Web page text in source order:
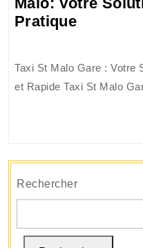
PratiqueService
à
la
Malo:
Votre
Solution
Transport
Taxi St Malo Gare : Votre
et Rapide Taxi St Malo
Rechercher